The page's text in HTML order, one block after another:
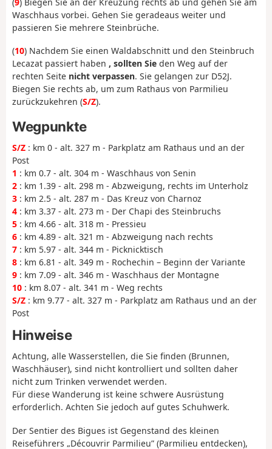
Waschhaus vorbei. Gehen Sie geradeaus weiter und
passieren Sie mehrere Steinbrüche.
(10) Nachdem Sie einen Waldabschnitt und den Steinbruch
Lecazat passiert haben , sollten Sie den Weg auf der
rechten Seite nicht verpassen. Sie gelangen zur D52J.
Biegen Sie rechts ab, um zum Rathaus von Parmilieu
zurückzukehren (S/Z).
Wegpunkte
S/Z : km 0 - alt. 327 m - Parkplatz am Rathaus und an der
Post
1 : km 0.7 - alt. 304 m - Waschhaus von Senin
2 : km 1.39 - alt. 298 m - Abzweigung, rechts im Unterholz
3 : km 2.5 - alt. 287 m - Das Kreuz von Charnoz
4 : km 3.37 - alt. 273 m - Der Chapi des Steinbruchs
5 : km 4.66 - alt. 318 m - Pressieu
6 : km 4.89 - alt. 321 m - Abzweigung nach rechts
7 : km 5.97 - alt. 344 m - Picknicktisch
8 : km 6.81 - alt. 349 m - Rochechin – Beginn der Variante
9 : km 7.09 - alt. 346 m - Waschhaus der Montagne
10 : km 8.07 - alt. 341 m - Weg rechts
S/Z : km 9.77 - alt. 327 m - Parkplatz am Rathaus und an der
Post
Hinweise
Achtung, alle Wasserstellen, die Sie finden (Brunnen,
Waschhäuser), sind nicht kontrolliert und sollten daher
nicht zum Trinken verwendet werden.
Für diese Wanderung ist keine schwere Ausrüstung
erforderlich. Achten Sie jedoch auf gutes Schuhwerk.
Der Sentier des Bigues ist Gegenstand des kleinen
Reiseführers „Découvrir Parmilieu” (Parmilieu entdecken),